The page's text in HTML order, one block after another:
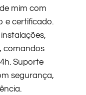
mim com
e certificado.
comandos
Suporte
segurança,